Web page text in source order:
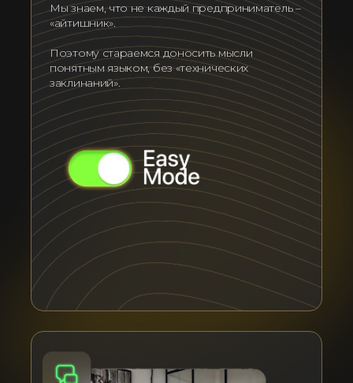
Мы знаем, что не каждый предприниматель –
«айтишник».
Поэтому стараемся доносить мысли
понятным языком, без «технических
заклинаний».